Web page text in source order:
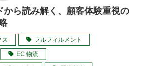
ご利用案内
から読み解く、顧客体験重視の
ス フルフィルメント
EC 物流